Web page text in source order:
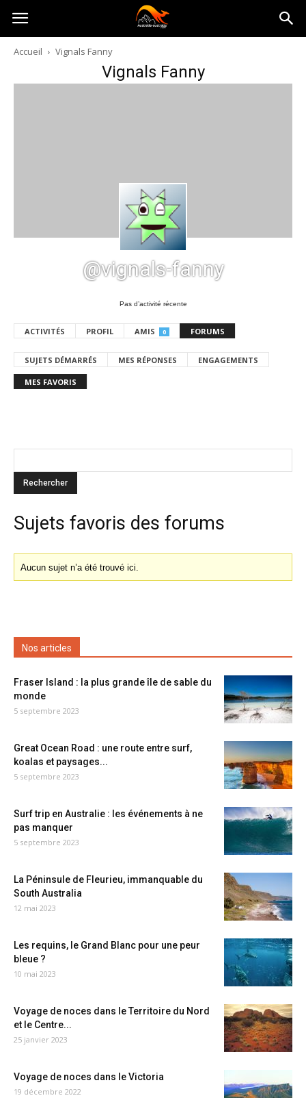
Australia-
australie.com
Accueil Vignals Fanny
Vignals Fanny
@vignals-fanny
Pas d’activité récente
ACTIVITÉS PROFIL AMIS 0 FORUMS
SUJETS DÉMARRÉS MES RÉPONSES ENGAGEMENTS
MES FAVORIS
Sujets favoris des forums
Aucun sujet n’a été trouvé ici.
Nos articles
Fraser Island : la plus grande île de sable du
monde
5 septembre 2023
Great Ocean Road : une route entre surf,
koalas et paysages...
5 septembre 2023
Surf trip en Australie : les événements à ne
pas manquer
5 septembre 2023
La Péninsule de Fleurieu, immanquable du
South Australia
12 mai 2023
Les requins, le Grand Blanc pour une peur
bleue ?
10 mai 2023
Voyage de noces dans le Territoire du Nord
et le Centre...
25 janvier 2023
Voyage de noces dans le Victoria
19 décembre 2022